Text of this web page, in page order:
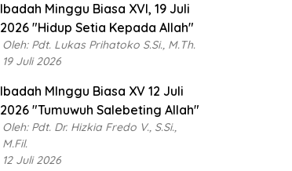
Ibadah Minggu Biasa XVI, 19 Juli
2026 "Hidup Setia Kepada Allah"
Oleh: Pdt. Lukas Prihatoko S.Si., M.Th.
19 Juli 2026
Ibadah MInggu Biasa XV 12 Juli
2026 "Tumuwuh Salebeting Allah"
Oleh: Pdt. Dr. Hizkia Fredo V., S.Si.,
M.Fil.
12 Juli 2026